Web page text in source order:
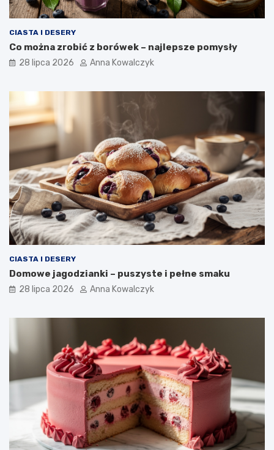
CIASTA I DESERY
Co można zrobić z borówek – najlepsze pomysły
28 lipca 2026 Anna Kowalczyk
CIASTA I DESERY
Domowe jagodzianki – puszyste i pełne smaku
28 lipca 2026 Anna Kowalczyk